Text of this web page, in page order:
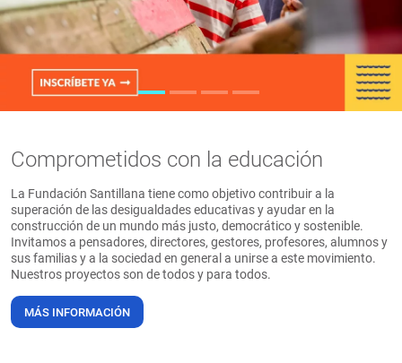
PT
Comprometidos con la educación
La Fundación Santillana tiene como objetivo contribuir a la
superación de las desigualdades educativas y ayudar en la
construcción de un mundo más justo, democrático y sostenible.
Invitamos a pensadores, directores, gestores, profesores, alumnos y
sus familias y a la sociedad en general a unirse a este movimiento.
Nuestros proyectos son de todos y para todos.
MÁS INFORMACIÓN